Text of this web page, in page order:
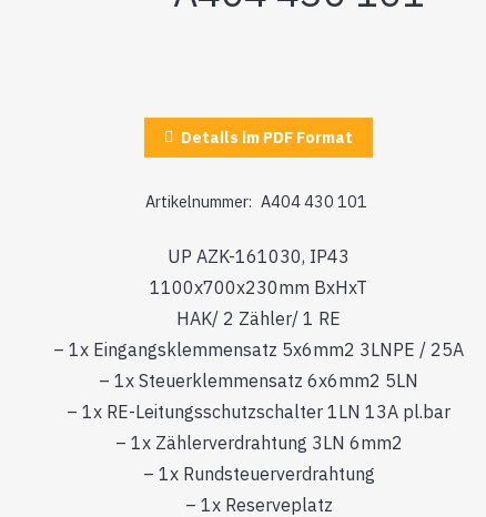
Details im PDF Format
Artikelnummer: A404 430 101
UP AZK-161030, IP43
1100x700x230mm BxHxT
HAK/ 2 Zähler/ 1 RE
– 1x Eingangsklemmensatz 5x6mm2 3LNPE / 25A
– 1x Steuerklemmensatz 6x6mm2 5LN
– 1x RE-Leitungsschutzschalter 1LN 13A pl.bar
– 1x Zählerverdrahtung 3LN 6mm2
– 1x Rundsteuerverdrahtung
– 1x Reserveplatz